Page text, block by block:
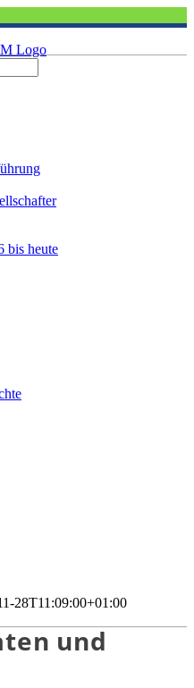
bis heute
28T11:09:00+01:00
und